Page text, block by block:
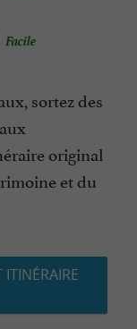
Facile
sortez des
original
et du
ITINÉRAIRE